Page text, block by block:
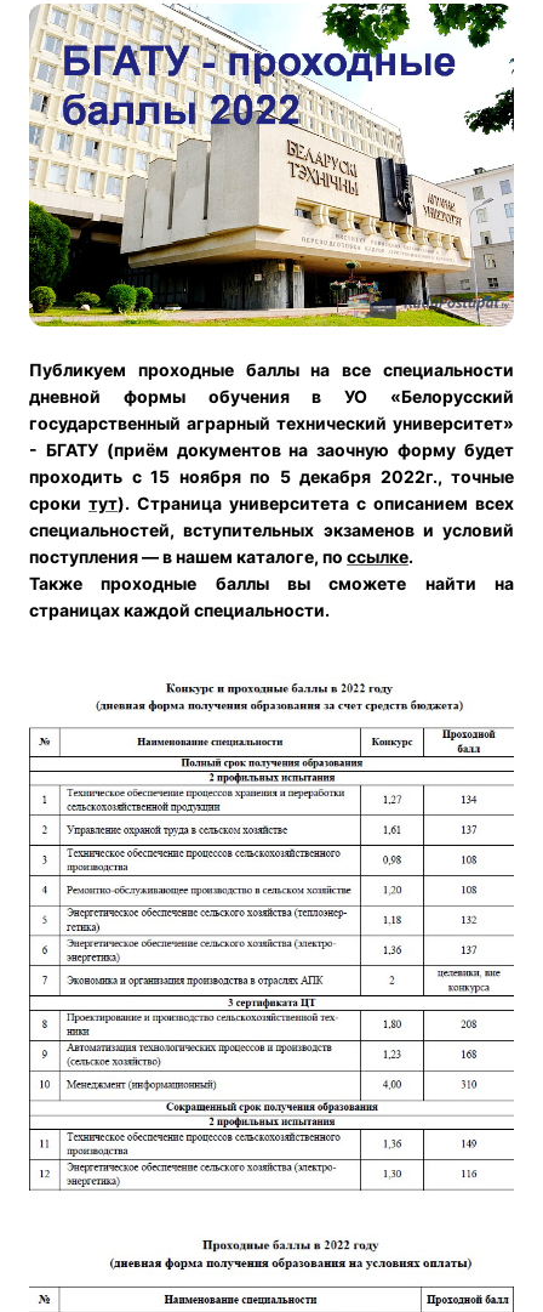
Публикуем проходные баллы на все специальности
дневной формы обучения в УО «Белорусский
государственный аграрный технический университет»
- БГАТУ (приём документов на заочную форму будет
проходить с 15 ноября по 5 декабря 2022г., точные
сроки тут). Страница университета с описанием всех
специальностей, вступительных экзаменов и условий
поступления — в нашем каталоге, по ссылке.
Также проходные баллы вы сможете найти на
страницах каждой специальности.